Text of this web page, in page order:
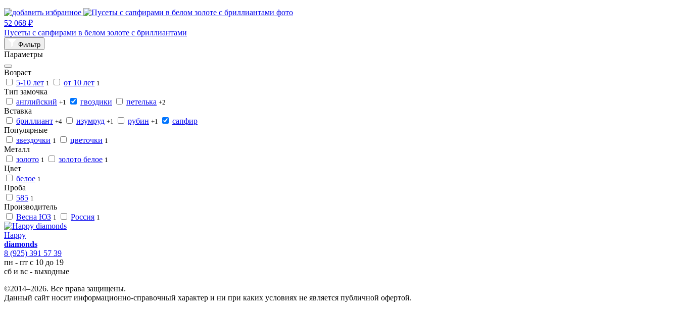
52 068 ₽
Пусеты с сапфирами в белом золоте с бриллиантами
Фильтр
Параметры
Возраст
5-10 лет 1 от 10 лет 1
Тип замочка
английский +1 гвоздики петелька +2
Вставка
бриллиант +4 изумруд +1 рубин +1
сапфир
Популярные
звездочки 1 цветочки 1
Металл
золото 1 золото белое 1
Цвет
белое 1
Проба
585 1
Производитель
Весна ЮЗ 1 Россия 1
Happy
diamonds
8 (925) 391 57 39
пн - пт с 10 до 19
сб и вс - выходные
©2014–2026. Все права защищены.
Данный сайт носит информационно-справочный характер и ни при каких условиях не является публичной офертой.